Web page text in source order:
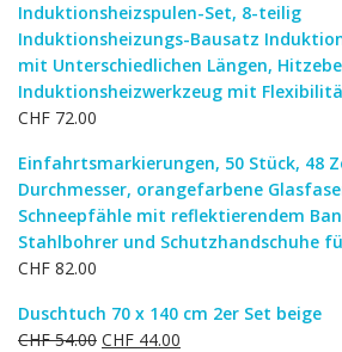
war:
CHF 212.00
ist:
CHF 170.00.
Induktionsheizspulen-Set, 8-teilig
Induktionsheizungs-Bausatz
mit Unterschiedlichen Längen,
Induktionsheizwerkzeug mit
CHF 72.00
Einfahrtsmarkierungen, 50 Stück, 48
Durchmesser, orangefarbene
Schneepfähle mit reflektierendem
Stahlbohrer und Schutzhandschuhe
CHF 82.00
Duschtuch 70 x 140 cm 2er Set beige
CHF54.00 Ursprünglicher
CHF 44.00